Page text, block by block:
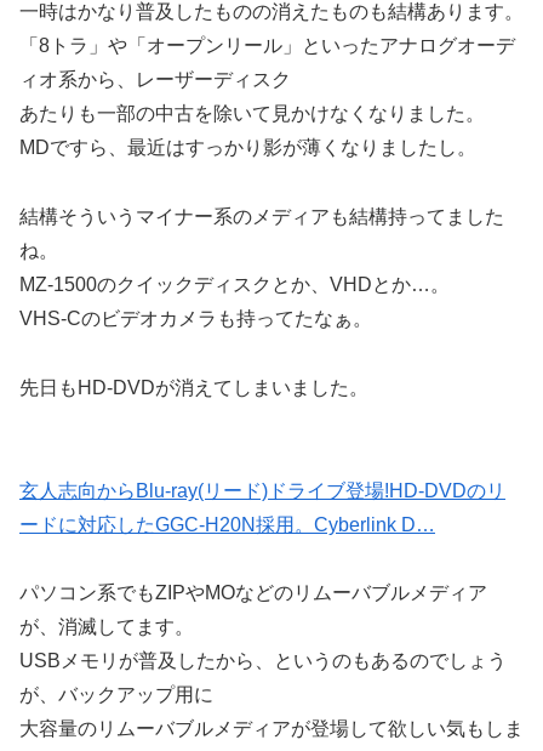
一時はかなり普及したものの消えたものも結構あります。
「8トラ」や「オープンリール」といったアナログオーデ
ィオ系から、レーザーディスク
あたりも一部の中古を除いて見かけなくなりました。
MDですら、最近はすっかり影が薄くなりましたし。
結構そういうマイナー系のメディアも結構持ってました
ね。
MZ-1500のクイックディスクとか、VHDとか…。
VHS-Cのビデオカメラも持ってたなぁ。
先日もHD-DVDが消えてしまいました。
玄人志向からBlu-ray(リード)ドライブ登場!HD-DVDのリ
ードに対応したGGC-H20N採用。Cyberlink D…
パソコン系でもZIPやMOなどのリムーバブルメディア
が、消滅してます。
USBメモリが普及したから、というのもあるのでしょう
が、バックアップ用に
大容量のリムーバブルメディアが登場して欲しい気もしま